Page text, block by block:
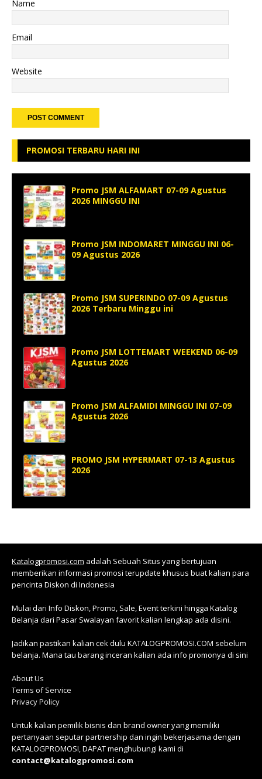
Name
Email
Website
PROMOSI TERBARU HARI INI
Promo JSM ALFAMART 07-09 Agustus
2026 MINGGU INI
Promo JSM INDOMARET MINGGU INI 06-
09 Agustus 2026
Promo JSM SUPERINDO 07-09 Agustus
2026 Terbaru Minggu ini
Promo JSM LOTTEMART WEEKEND 06-09
Agustus 2026
Promo JSM ALFAMIDI MINGGU INI 07-09
Agustus 2026
PROMO JSM HYPERMART 07-13 Agustus
2026
Katalogpromosi.com adalah Sebuah Situs yang bertujuan
memberikan informasi promosi terupdate khusus buat kalian para
pencinta Diskon di Indonesia
Mulai dari Info Diskon, Promo, Sale, Event terkini hingga Katalog
Belanja dari Pasar Swalayan favorit kalian lengkap ada disini.
Jadikan pastikan kalian cek dulu KATALOGPROMOSI.COM sebelum
belanja. Mana tau barang inceran kalian ada info promonya di sini
About Us
Terms of Service
Privacy Policy
Untuk kalian pemilik bisnis dan brand owner yang memiliki
pertanyaan seputar partnership dan ingin bekerjasama dengan
KATALOGPROMOSI, DAPAT menghubungi kami di
contact@katalogpromosi.com